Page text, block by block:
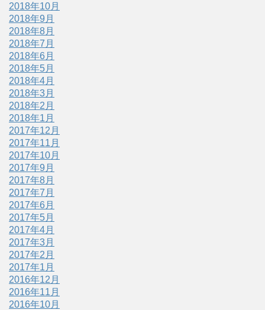
2018年10月
2018年9月
2018年8月
2018年7月
2018年6月
2018年5月
2018年4月
2018年3月
2018年2月
2018年1月
2017年12月
2017年11月
2017年10月
2017年9月
2017年8月
2017年7月
2017年6月
2017年5月
2017年4月
2017年3月
2017年2月
2017年1月
2016年12月
2016年11月
2016年10月